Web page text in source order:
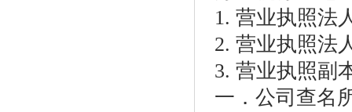
1. 营业执照法
2. 营业执照法
3. 营业执照
一．公司查名